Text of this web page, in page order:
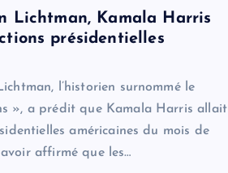
Lichtman, Kamala Harris
présidentielles
l’historien surnommé le
», a prédit que Kamala Harris allait
américaines du mois de
affirmé que les…